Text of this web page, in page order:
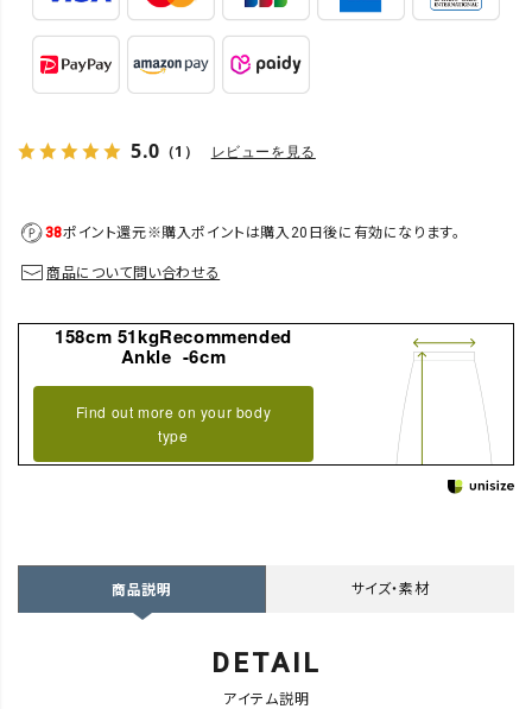
5.0 （1） レビューを見る
38ポイント還元※購入ポイントは購入20日後に有効になります。
商品について問い合わせる
158cm 51kgRecommended
Ankle -6cm
Find out more on your body
type
商品説明 サイズ・素材
DETAIL
アイテム説明